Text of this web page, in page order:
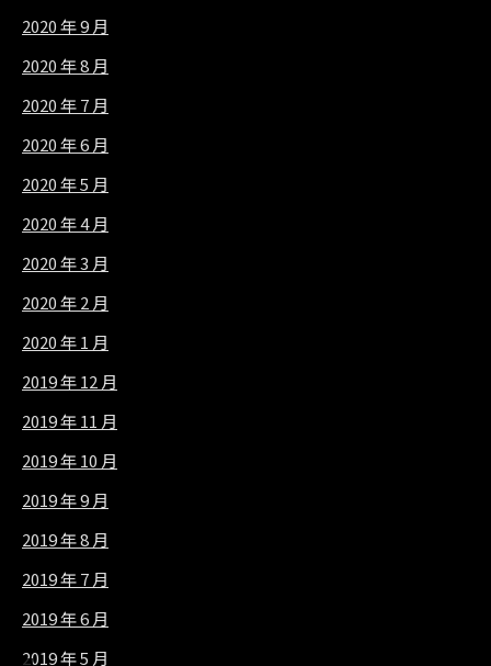
2020 年 9 月
2020 年 8 月
2020 年 7 月
2020 年 6 月
2020 年 5 月
2020 年 4 月
2020 年 3 月
2020 年 2 月
2020 年 1 月
2019 年 12 月
2019 年 11 月
2019 年 10 月
2019 年 9 月
2019 年 8 月
2019 年 7 月
2019 年 6 月
2019 年 5 月